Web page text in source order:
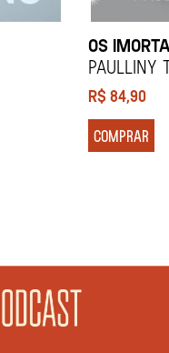
OS
Paulliny
R$84,90
COMPRAR